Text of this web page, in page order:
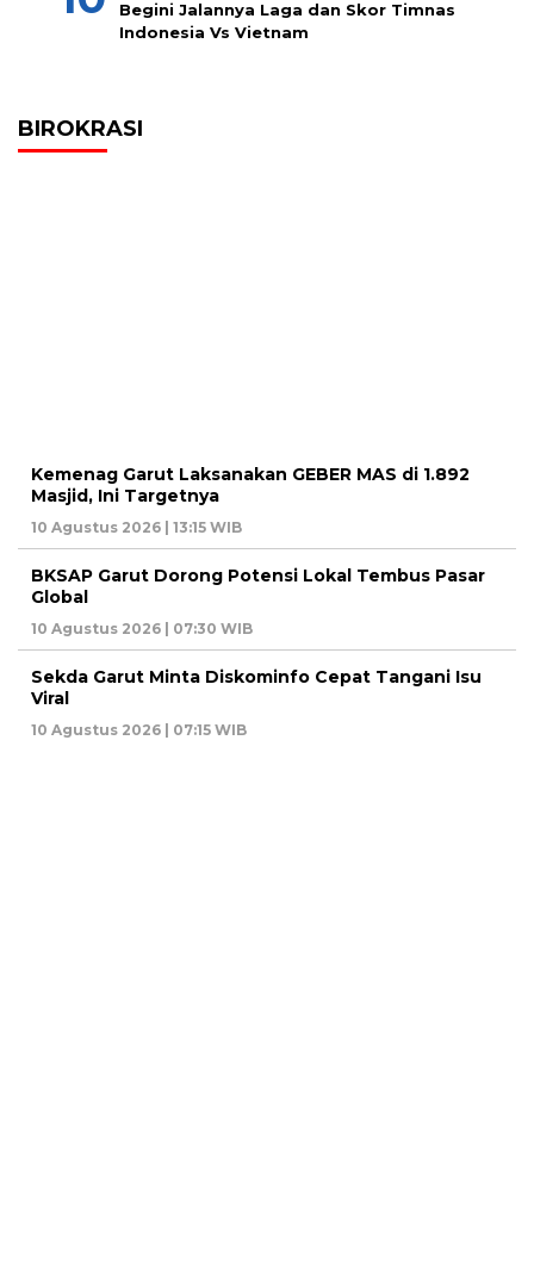
Begini Jalannya Laga dan Skor Timnas
Indonesia Vs Vietnam
BIROKRASI
Kemenag Garut Laksanakan GEBER MAS di 1.892
Masjid, Ini Targetnya
10 Agustus 2026 | 13:15 WIB
BKSAP Garut Dorong Potensi Lokal Tembus Pasar
Global
10 Agustus 2026 | 07:30 WIB
Sekda Garut Minta Diskominfo Cepat Tangani Isu
Viral
10 Agustus 2026 | 07:15 WIB